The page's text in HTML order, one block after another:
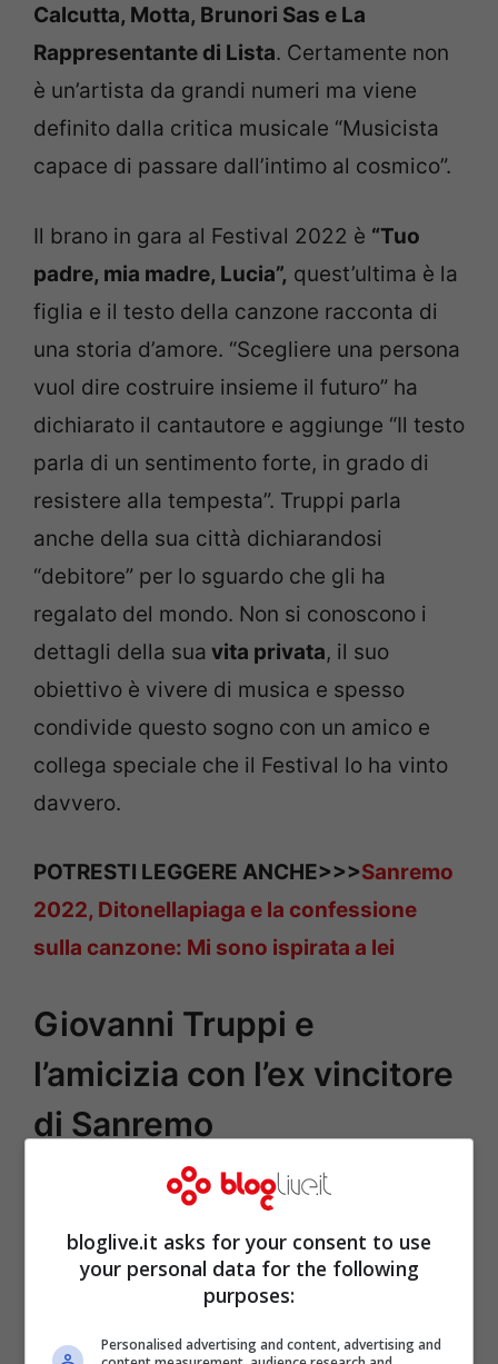
Calcutta, Motta, Brunori Sas e La
Rappresentante di Lista. Certamente non
è un’artista da grandi numeri ma viene
definito dalla critica musicale “Musicista
capace di passare dall’intimo al cosmico”.
Il brano in gara al Festival 2022 è “Tuo
padre, mia madre, Lucia”, quest’ultima è la
figlia e il testo della canzone racconta di
una storia d’amore. “Scegliere una persona
vuol dire costruire insieme il futuro” ha
dichiarato il cantautore e aggiunge “Il testo
parla di un sentimento forte, in grado di
resistere alla tempesta”. Truppi parla
anche della sua città dichiarandosi
“debitore” per lo sguardo che gli ha
regalato del mondo. Non si conoscono i
dettagli della sua vita privata, il suo
obiettivo è vivere di musica e spesso
condivide questo sogno con un amico e
collega speciale che il Festival lo ha vinto
davvero.
POTRESTI LEGGERE ANCHE>>>Sanremo
2022, Ditonellapiaga e la confessione
sulla canzone: Mi sono ispirata a lei
Giovanni Truppi e
l’amicizia con l’ex vincitore
di Sanremo
bloglive.it asks for your consent to use
your personal data for the following
purposes:
Personalised advertising and content, advertising and